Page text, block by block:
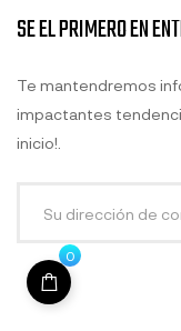
SE EL PRIMERO EN
Te mantendremos
impactantes
inicio!.
0